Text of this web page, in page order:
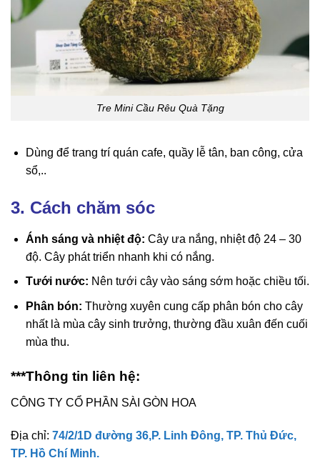
Tre Mini Cầu Rêu Quà Tặng
Dùng để trang trí quán cafe, quầy lễ tân, ban công, cửa
sổ,..
3. Cách chăm sóc
Ánh sáng và nhiệt độ: Cây ưa nắng, nhiệt độ 24 – 30
độ. Cây phát triển nhanh khi có nắng.
Tưới nước: Nên tưới cây vào sáng sớm hoặc chiều tối.
Phân bón: Thường xuyên cung cấp phân bón cho cây
nhất là mùa cây sinh trưởng, thường đầu xuân đến cuối
mùa thu.
***Thông tin liên hệ:
CÔNG TY CỔ PHẦN SÀI GÒN HOA
Địa chỉ: 74/2/1D đường 36,P. Linh Đông, TP. Thủ Đức,
TP. Hồ Chí Minh.